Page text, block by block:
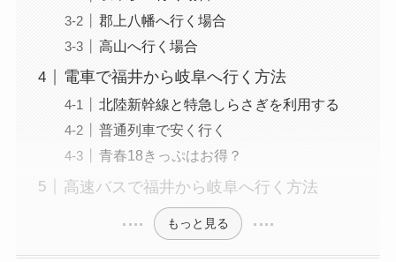
郡上八幡へ行く場合
高山へ行く場合
電車で福井から岐阜へ行く方法
北陸新幹線と特急しらさぎを利用する
普通列車で安く行く
青春18きっぷはお得？
高速バスで福井から岐阜へ行く方法
もっと見る